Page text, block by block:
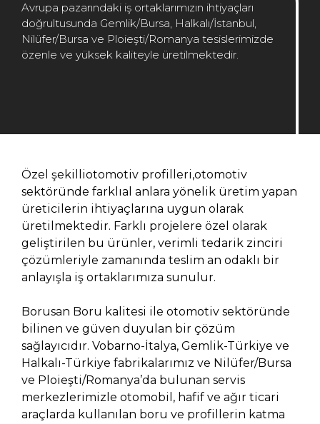
Avrupa pazarındaki iş ortaklarımızın ihtiyaçları
doğrultusunda Gemlik/Bursa, Halkalı/İstanbul,
Nilüfer/Bursa ve Ploieşti/Romanya tesislerimizde
özenle ve yüksek kaliteyle üretilmektedir.
Özel şekilliotomotiv profilleri,otomotiv
sektöründe farklıal anlara yönelik üretim yapan
üreticilerin ihtiyaçlarına uygun olarak
üretilmektedir. Farklı projelere özel olarak
geliştirilen bu ürünler, verimli tedarik zinciri
çözümleriyle zamanında teslim an odaklı bir
anlayışla iş ortaklarımıza sunulur.
Borusan Boru kalitesi ile otomotiv sektöründe
bilinen ve güven duyulan bir çözüm
sağlayıcıdır. Vobarno-İtalya, Gemlik-Türkiye ve
Halkalı-Türkiye fabrikalarımız ve Nilüfer/Bursa
ve Ploieşti/Romanya’da bulunan servis
merkezlerimizle otomobil, hafif ve ağır ticari
araçlarda kullanılan boru ve profillerin katma